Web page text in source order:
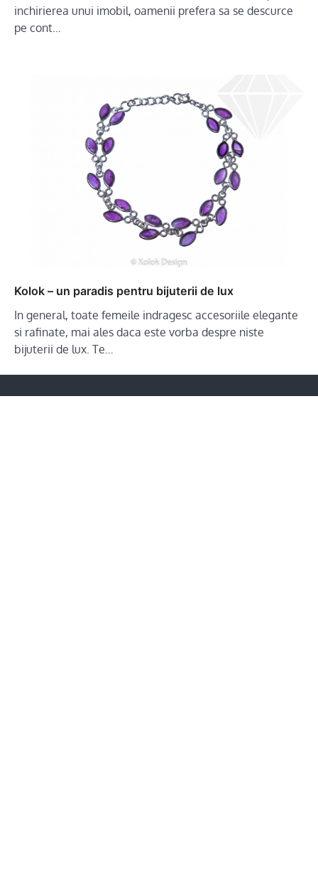
inchirierea unui imobil, oamenii prefera sa se descurce
pe cont…
Kolok – un paradis pentru bijuterii de lux
In general, toate femeile indragesc accesoriile elegante
si rafinate, mai ales daca este vorba despre niste
bijuterii de lux. Te…